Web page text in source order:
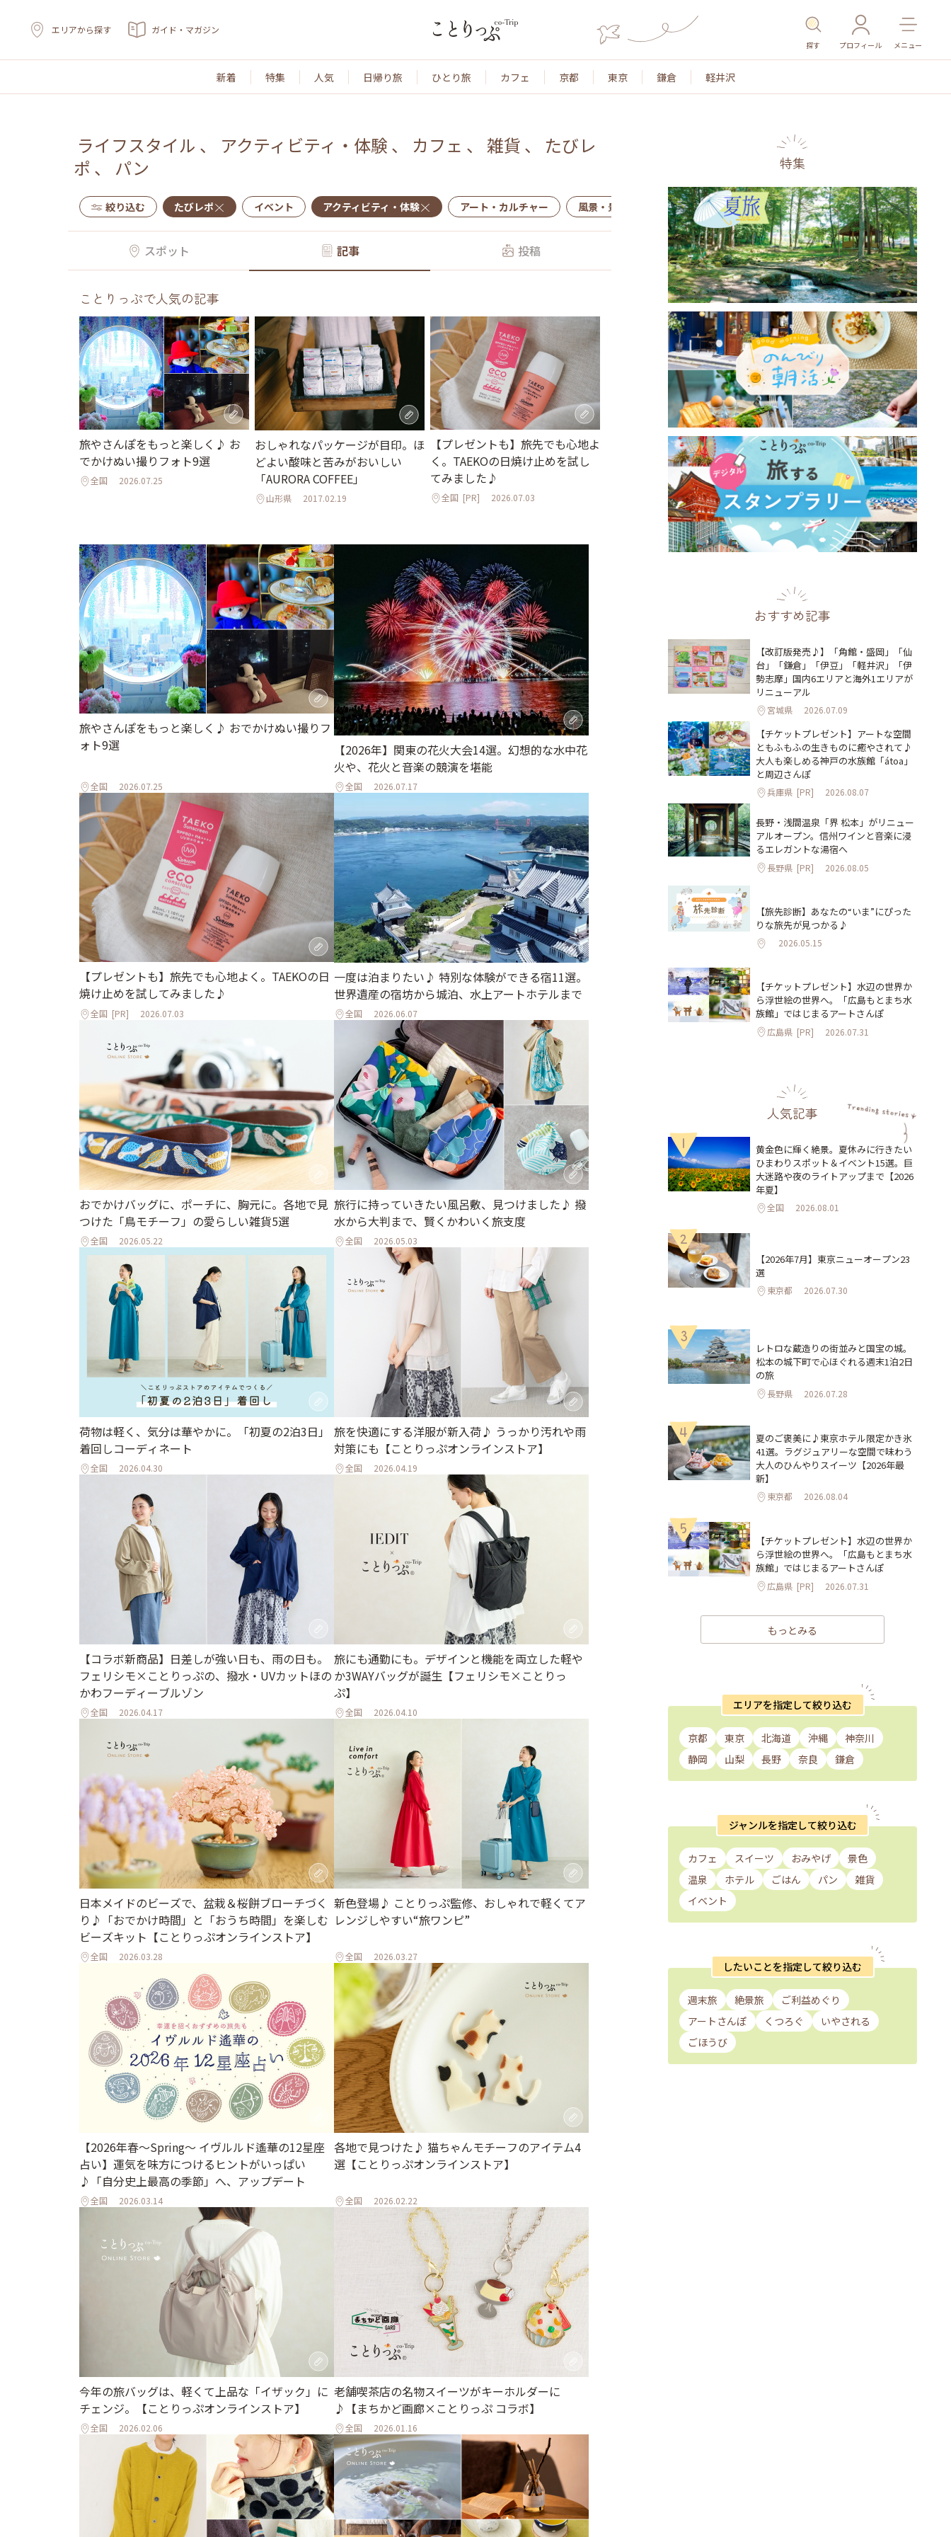
エリアから探す ガイド・マガジン
探す プロフィール メニュー
新着 特集 人気 日帰り旅 ひとり旅 カフェ 京都 東京 鎌倉 軽井沢
ライフスタイル 、 アクティビティ・体験 、 カフェ 、 雑貨 、 たびレ
ポ 、 パン
絞り込む たびレポ イベント アクティビティ・体験 アート・カルチャー 風景・景色 名所・旧跡 温泉・スパ その他施設 ごはん
スポット 記事 投稿
ことりっぷで人気の記事
旅やさんぽをもっと楽しく♪ お
でかけぬい撮りフォト9選
全国 2026.07.25
おしゃれなパッケージが目印。ほ
どよい酸味と苦みがおいしい
「AURORA COFFEE」
山形県 2017.02.19
【プレゼントも】旅先でも心地よ
く。TAEKOの日焼け止めを試し
てみました♪
全国 [PR] 2026.07.03
旅やさんぽをもっと楽しく♪ おでかけぬい撮りフ
ォト9選
全国 2026.07.25
【2026年】関東の花火大会14選。幻想的な水中花
火や、花火と音楽の競演を堪能
全国 2026.07.17
【プレゼントも】旅先でも心地よく。TAEKOの日
焼け止めを試してみました♪
全国 [PR] 2026.07.03
一度は泊まりたい♪ 特別な体験ができる宿11選。
世界遺産の宿坊から城泊、水上アートホテルまで
全国 2026.06.07
おでかけバッグに、ポーチに、胸元に。各地で見
つけた「鳥モチーフ」の愛らしい雑貨5選
全国 2026.05.22
旅行に持っていきたい風呂敷、見つけました♪ 撥
水から大判まで、賢くかわいく旅支度
全国 2026.05.03
荷物は軽く、気分は華やかに。「初夏の2泊3日」
着回しコーディネート
全国 2026.04.30
旅を快適にする洋服が新入荷♪ うっかり汚れや雨
対策にも【ことりっぷオンラインストア】
全国 2026.04.19
【コラボ新商品】日差しが強い日も、雨の日も。
フェリシモ×ことりっぷの、撥水・UVカットほの
かわフーディーブルゾン
全国 2026.04.17
旅にも通勤にも。デザインと機能を両立した軽や
か3WAYバッグが誕生【フェリシモ×ことりっ
ぷ】
全国 2026.04.10
日本メイドのビーズで、盆栽＆桜餅ブローチづく
り♪「おでかけ時間」と「おうち時間」を楽しむ
ビーズキット【ことりっぷオンラインストア】
全国 2026.03.28
新色登場♪ ことりっぷ監修、おしゃれで軽くてア
レンジしやすい“旅ワンピ”
全国 2026.03.27
【2026年春～Spring～ イヴルルド遙華の12星座
占い】運気を味方につけるヒントがいっぱい
♪「自分史上最高の季節」へ、アップデート
全国 2026.03.14
各地で見つけた♪ 猫ちゃんモチーフのアイテム4
選【ことりっぷオンラインストア】
全国 2026.02.22
今年の旅バッグは、軽くて上品な「イザック」に
チェンジ。【ことりっぷオンラインストア】
全国 2026.02.06
老舗喫茶店の名物スイーツがキーホルダーに
♪【まちかど画廊×ことりっぷ コラボ】
全国 2026.01.16
特集
おすすめ記事
【改訂版発売♪】「角館・盛岡」「仙
台」「鎌倉」「伊豆」「軽井沢」「伊
勢志摩」国内6エリアと海外1エリアが
リニューアル
宮城県 2026.07.09
【チケットプレゼント】アートな空間
ともふもふの生きものに癒やされて♪
大人も楽しめる神戸の水族館「átoa」
と周辺さんぽ
兵庫県 [PR] 2026.08.07
長野・浅間温泉「界 松本」がリニュー
アルオープン。信州ワインと音楽に浸
るエレガントな湯宿へ
長野県 [PR] 2026.08.05
【旅先診断】あなたの“いま”にぴった
りな旅先が見つかる♪
2026.05.15
【チケットプレゼント】水辺の世界か
ら浮世絵の世界へ。「広島もとまち水
族館」ではじまるアートさんぽ
広島県 [PR] 2026.07.31
人気記事
1
黄金色に輝く絶景。夏休みに行きたい
ひまわりスポット＆イベント15選。巨
大迷路や夜のライトアップまで【2026
年夏】
全国 2026.08.01
2
【2026年7月】東京ニューオープン23
選
東京都 2026.07.30
3
レトロな蔵造りの街並みと国宝の城。
松本の城下町で心ほぐれる週末1泊2日
の旅
長野県 2026.07.28
4
夏のご褒美に♪東京ホテル限定かき氷
41選。ラグジュアリーな空間で味わう
大人のひんやりスイーツ【2026年最
新】
東京都 2026.08.04
5
【チケットプレゼント】水辺の世界か
ら浮世絵の世界へ。「広島もとまち水
族館」ではじまるアートさんぽ
広島県 [PR] 2026.07.31
もっとみる
エリアを指定して絞り込む
京都 東京 北海道 沖縄
神奈川
静岡
山梨 長野 奈良 鎌倉
ジャンルを指定して絞り込む
カフェ スイーツ おみやげ
景色
温泉
ホテル ごはん パン
雑貨
イベント
したいことを指定して絞り込む
週末旅 絶景旅
ご利益めぐり
アートさんぽ
くつろぐ
いやされる
ごほうび